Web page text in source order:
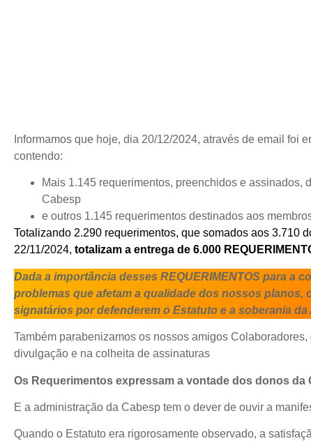
Informamos que hoje, dia 20/12/2024, através de email foi
contendo:
Mais 1.145 requerimentos, preenchidos e assinados,
Cabesp
e outros 1.145 requerimentos destinados aos
Totalizando 2.290 requerimentos, que somados aos 3.710
22/11/2024, totalizam a entrega de 6.000
Dada a importância desses REQUERIMENTOS para a
problemas que afetam a qualidade dos nossos planos,
signatários por defenderem o Estatuto e a soberania da
Também parabenizamos os nossos amigos
divulgação e na colheita de assinaturas
Os Requerimentos expressam a vontade dos donos da
E a administração da Cabesp tem o dever de ouvir a
Quando o Estatuto era rigorosamente observado, a